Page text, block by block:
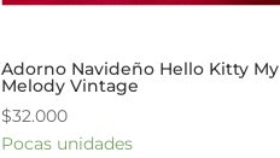
Adorno Navideño Hello Kitty My
Melody Vintage
$32.000
Pocas unidades